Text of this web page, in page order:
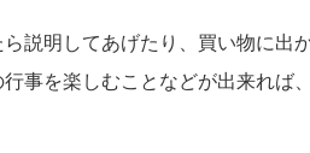
説明してあげたり、買い物に出
事を楽しむことなどが出来れば